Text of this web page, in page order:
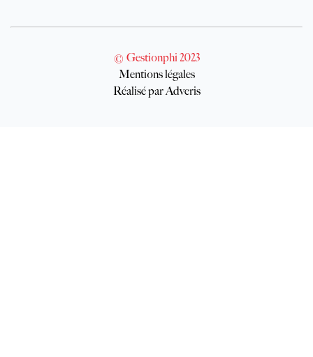
© Gestionphi 2023
Mentions légales
Réalisé par Adveris